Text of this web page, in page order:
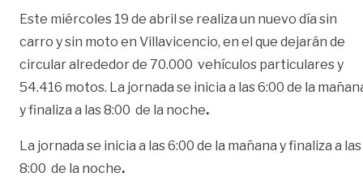
Este miércoles 19 de abril se realiza un nuevo día sin
carro y sin moto en Villavicencio, en el que dejarán de
circular alrededor de 70.000 vehículos particulares y
54.416 motos. La jornada se inicia a las 6:00 de la
y finaliza a las 8:00 de la noche.
La jornada se inicia a las 6:00 de la mañana y finaliza a las
8:00 de la noche.